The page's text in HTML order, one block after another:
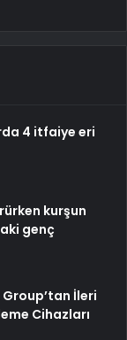
4 itfaiye eri
kurşun
genç
İleri
Cihazları